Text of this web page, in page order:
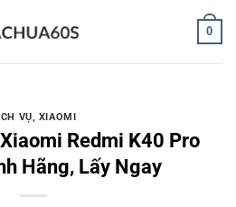
0
VỤ, XIAOMI
Redmi K40 Pro
Hãng, Lấy Ngay